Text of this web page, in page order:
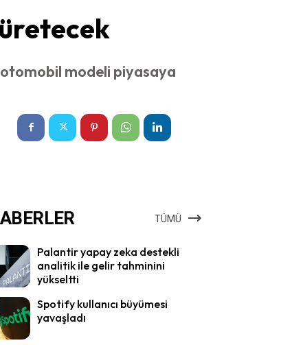
modeli piyasaya
TÜMÜ
Palantir yapay zeka destekli
analitik ile gelir tahminini
yükseltti
Spotify kullanıcı büyümesi
yavaşladı